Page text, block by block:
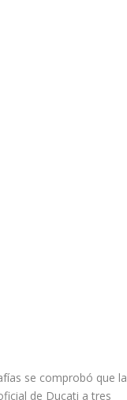
se comprobó que la
de Ducati a tres